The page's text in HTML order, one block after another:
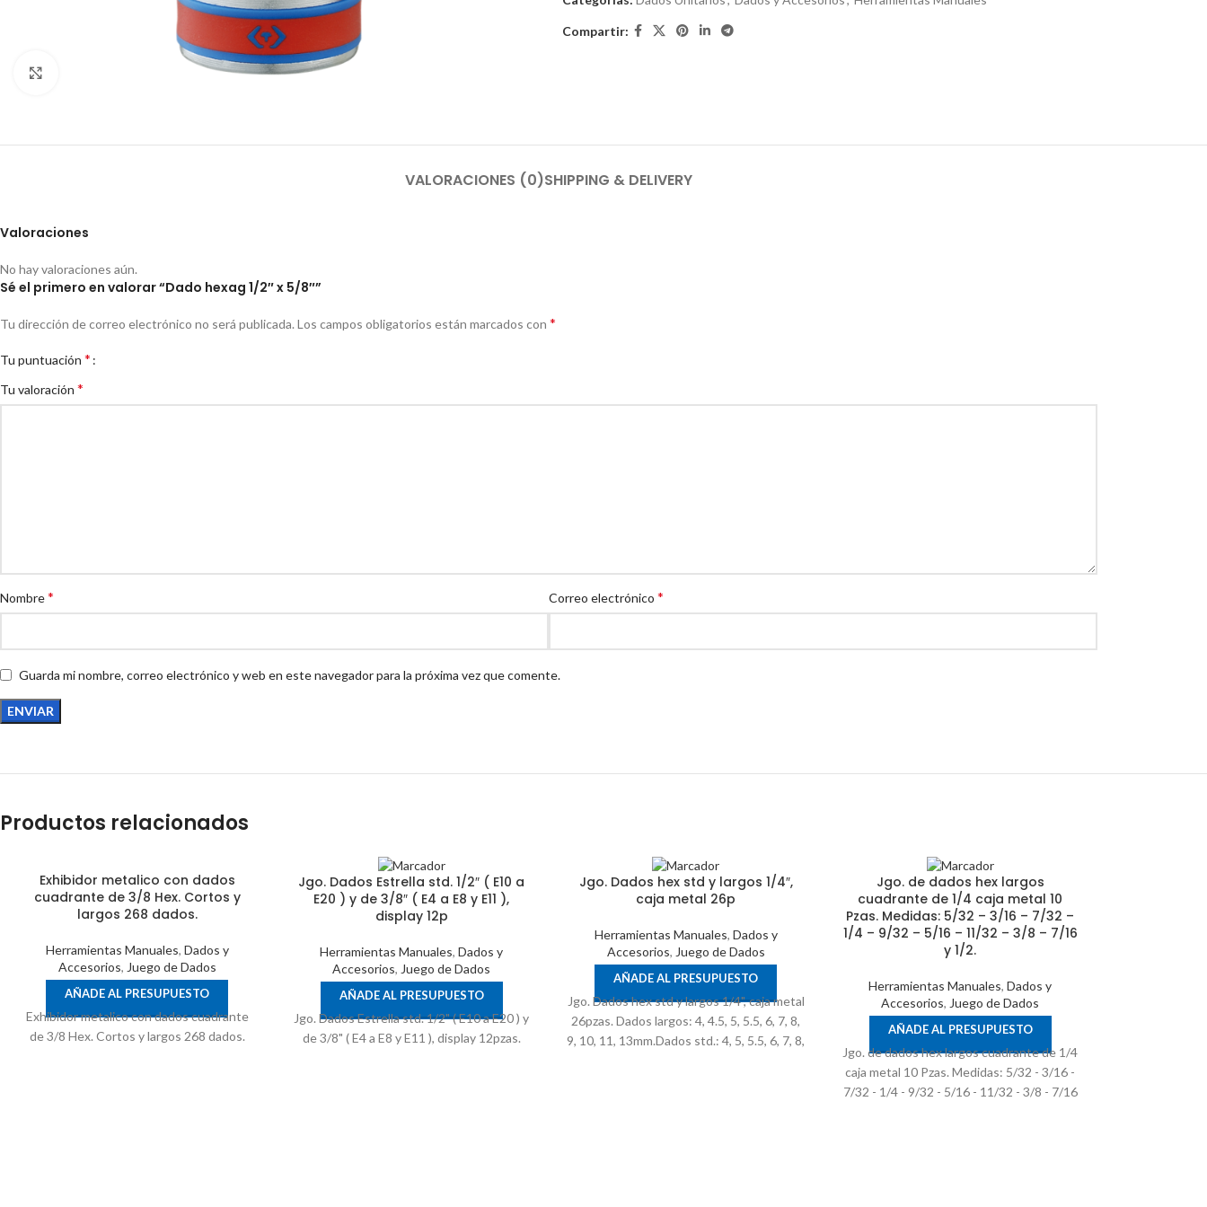
Compartir:
VALORACIONES (0)SHIPPING & DELIVERY
Valoraciones
No hay valoraciones aún.
Sé el primero en valorar “Dado hexag 1/2″ x 5/8″”
Tu dirección de correo electrónico no será publicada. Los campos obligatorios están marcados con *
Tu puntuación *
Tu valoración *
Nombre* Correo electrónico *
Guarda mi nombre, correo electrónico y web en este navegador para la próxima vez que comente.
Productos relacionados
Exhibidor metalico con dados
cuadrante de 3/8 Hex. Cortos y
largos 268 dados.
Herramientas Manuales, Dados y
Accesorios, Juego de Dados
AÑADE AL PRESUPUESTO
Exhibidor metalico con dados cuadrante
de 3/8 Hex. Cortos y largos 268 dados.
Jgo. Dados Estrella std. 1/2″ ( E10 a
E20 ) y de 3/8″ ( E4 a E8 y E11 ),
display 12p
Herramientas Manuales,Dados y
Accesorios, Juego de Dados
AÑADE AL PRESUPUESTO
Jgo. Dados Estrella std. 1/2" ( E10 a E20 ) y
de 3/8" ( E4 a E8 y E11 ), display 12pzas.
Jgo. Dados hex std y largos 1/4″,
caja metal 26p
Herramientas Manuales, Dados y
Accesorios, Juego de Dados
AÑADE AL PRESUPUESTO
Jgo. Dados hex std y largos 1/4", caja metal
26pzas. Dados largos: 4, 4.5, 5, 5.5, 6, 7, 8,
9, 10, 11, 13mm.Dados std.: 4, 5, 5.5, 6, 7, 8,
Jgo. de dados hex largos
cuadrante de 1/4 caja metal 10
Pzas. Medidas: 5/32 – 3/16 – 7/32 –
1/4 – 9/32 – 5/16 – 11/32 – 3/8 – 7/16
y 1/2.
Herramientas Manuales,Dados y
Accesorios, Juego de Dados
AÑADE AL PRESUPUESTO
Jgo. de dados hex largos cuadrante de 1/4
caja metal 10 Pzas. Medidas: 5/32 - 3/16 -
7/32 - 1/4 - 9/32 - 5/16 - 11/32 - 3/8 - 7/16